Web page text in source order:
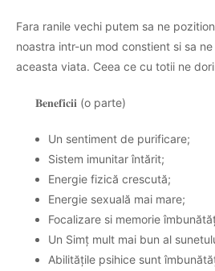
Fara ranile vechi putem sa ne
noastra intr-un mod constient si sa
aceasta viata. Ceea ce cu totii ne
𝐁𝐞𝐧𝐞𝐟𝐢𝐜𝐢𝐢 (o parte)
Un sentiment de purificare;
Sistem imunitar întărit;
Energie fizică crescută;
Energie sexuală mai mare;
Focalizare si memorie
Un Simț mult mai bun al
Abilitățile psihice sunt